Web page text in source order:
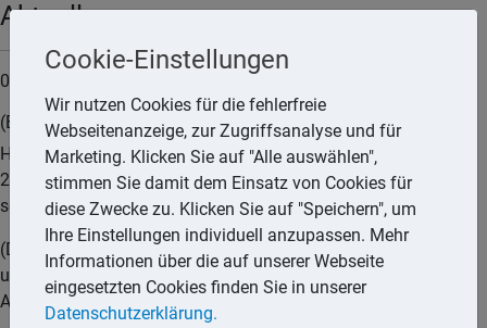
Aktuell
09.10.2025
(E-)Mails als vorzulegende Handels- und Geschäftsbriefe
Handels- und Geschäftsbriefe im Sinne von § 147 Abs. 1 Nr.
2 und Nr. 3 der Abgabenordnung (AO) können auch E-Mails
sein.
(Digitale) Unterlagen über Konzernverrechnungspreise
unterfallen dem Anwendungsbereich des § 147 Abs. 1 Nr. 5
AO.
Cookie-Einstellungen
Wir nutzen Cookies für die fehlerfreie
Webseitenanzeige, zur Zugriffsanalyse und für
Marketing. Klicken Sie auf "Alle auswählen",
stimmen Sie damit dem Einsatz von Cookies für
diese Zwecke zu. Klicken Sie auf "Speichern", um
Ihre Einstellungen individuell anzupassen. Mehr
Informationen über die auf unserer Webseite
eingesetzten Cookies finden Sie in unserer
Datenschutzerklärung.